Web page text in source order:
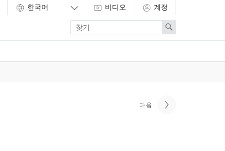
비디오 계정
Enter
search
term
Search
다음